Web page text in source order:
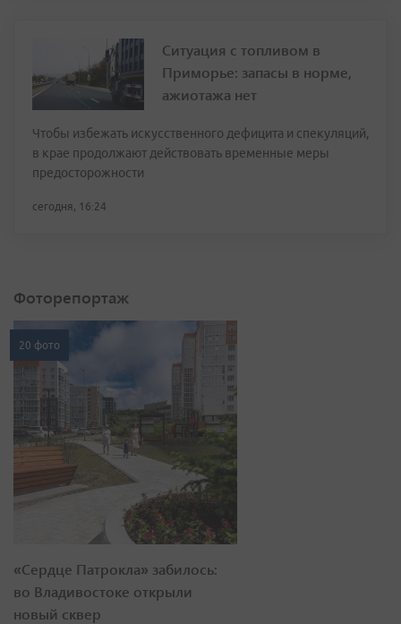
Ситуация с топливом в
Приморье: запасы в норме,
ажиотажа нет
Чтобы избежать искусственного дефицита и спекуляций,
в крае продолжают действовать временные меры
предосторожности
сегодня, 16:24
Фоторепортаж
20 фото
«Сердце Патрокла» забилось:
во Владивостоке открыли
новый сквер